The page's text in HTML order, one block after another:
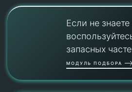
Если не знаете
запасных
МОДУЛЬ ПОДБОРА